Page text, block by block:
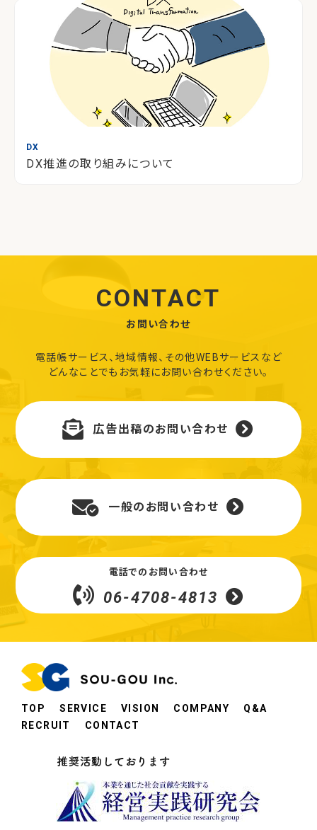
DX
DX推進の取り組みについて
CONTACT
お問い合わせ
電話帳サービス、地域情報、その他WEBサービスなど
どんなことでもお気軽にお問い合わせください。
広告出稿のお問い合わせ
一般のお問い合わせ
電話でのお問い合わせ
06-4708-4813
TOP SERVICE VISION COMPANY
Q&A
RECRUIT
CONTACT